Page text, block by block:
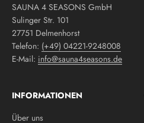
SAUNA 4 SEASONS GmbH
Sulinger Str. 101
27751 Delmenhorst
Telefon: (+49) 04221-9248008
E-Mail: info@sauna4seasons.de
INFORMATIONEN
Über uns